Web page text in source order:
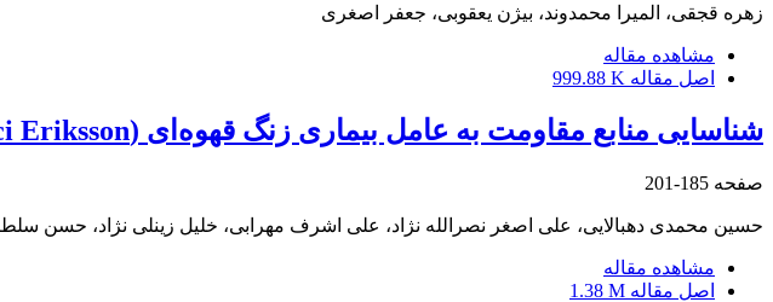
زهره قجقی، المیرا محمدوند، بیژن یعقوبی، جعفر اصغری
مشاهده مقاله
اصل مقاله 999.88 K
شناسایی منابع مقاومت به عامل بیماری زنگ قهوه‌ای (Puccinia recondiata f. sp. tritici Eriksson) در ژنوتیپ‌های آژیلوپس تائوشی
صفحه 185-201
حسین محمدی دهبالایی، علی اصغر نصرالله نژاد، علی اشرف مهرابی، خلیل زینلی نژاد، حسن
مشاهده مقاله
اصل مقاله 1.38 M